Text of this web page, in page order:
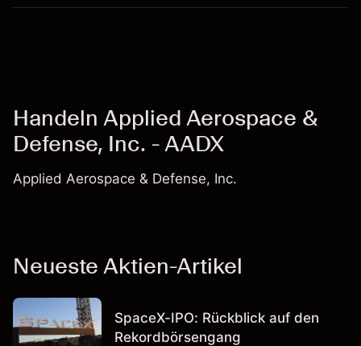
Handeln Applied Aerospace &
Defense, Inc. - AADX
Applied Aerospace & Defense, Inc.
Neueste Aktien-Artikel
SpaceX-IPO: Rückblick auf den
Rekordbörsengang